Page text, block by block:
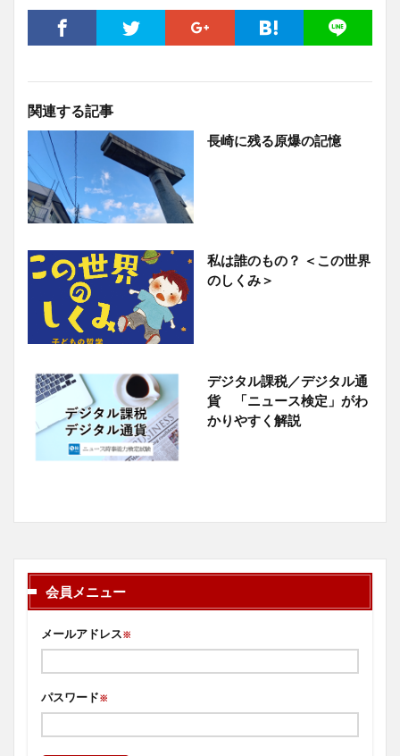
関連する記事
長崎に残る原爆の記憶
私は誰のもの？ ＜この世界
のしくみ＞
デジタル課税／デジタル通
貨 「ニュース検定」がわ
かりやすく解説
会員メニュー
メールアドレス※
パスワード※